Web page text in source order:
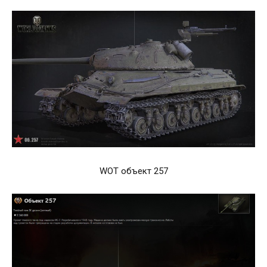
WOT объект 257